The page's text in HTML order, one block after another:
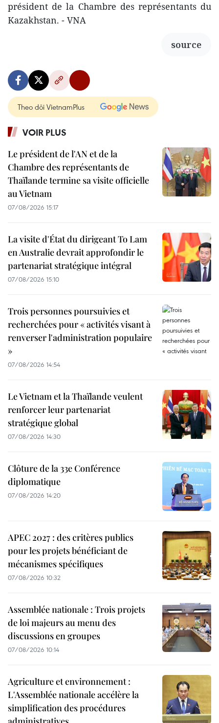
président de la Chambre des représentants du
Kazakhstan. - VNA
source
Theo dõi VietnamPlus
VOIR PLUS
Le président de l'AN et de la
Chambre des représentants de
Thaïlande termine sa visite officielle
au Vietnam
07/08/2026 15:17
La visite d'État du dirigeant To Lam
en Australie devrait approfondir le
partenariat stratégique intégral
07/08/2026 15:10
Trois personnes poursuivies et
recherchées pour « activités visant à
renverser l'administration populaire
»
07/08/2026 14:54
Le Vietnam et la Thaïlande veulent
renforcer leur partenariat
stratégique global
07/08/2026 14:30
Clôture de la 33e Conférence
diplomatique
07/08/2026 14:20
APEC 2027 : des critères publics
pour les projets bénéficiant de
mécanismes spécifiques
07/08/2026 10:32
Assemblée nationale : Trois projets
de loi majeurs au menu des
discussions en groupes
07/08/2026 10:14
Agriculture et environnement :
L'Assemblée nationale accélère la
simplification des procédures